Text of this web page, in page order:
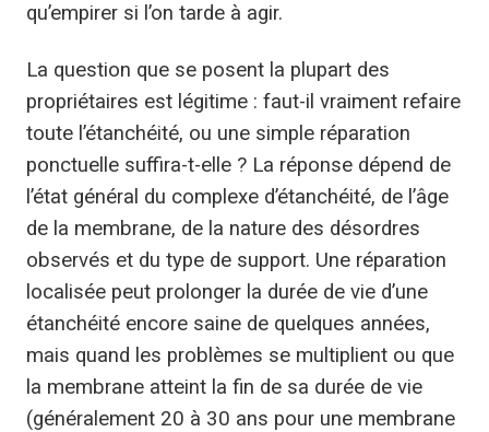
qu’empirer si l’on tarde à agir.
La question que se posent la plupart des
propriétaires est légitime : faut-il vraiment refaire
toute l’étanchéité, ou une simple réparation
ponctuelle suffira-t-elle ? La réponse dépend de
l’état général du complexe d’étanchéité, de l’âge
de la membrane, de la nature des désordres
observés et du type de support. Une réparation
localisée peut prolonger la durée de vie d’une
étanchéité encore saine de quelques années,
mais quand les problèmes se multiplient ou que
la membrane atteint la fin de sa durée de vie
(généralement 20 à 30 ans pour une membrane